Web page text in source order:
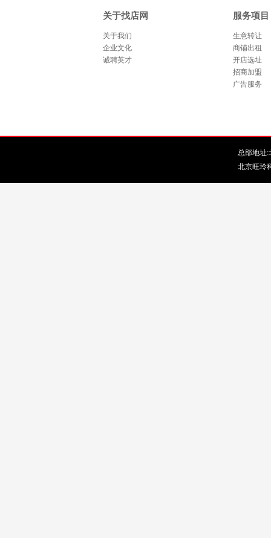
关于找店网
关于我们
企业文化
诚聘英才
服务项目
生意转让
商铺出租
开店选址
招商加盟
广告服务
总部地址:
北京旺玲